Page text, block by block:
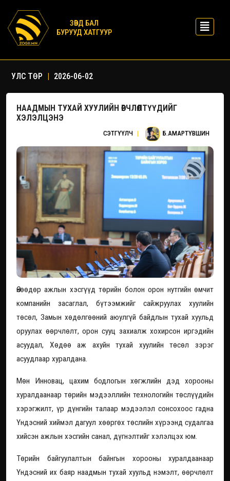
ЗӨВД БАЛ
БУРУУД ХАТГУУР
УЛС ТӨР | 2026-06-02
НААДМЫН ТУХАЙ ХУУЛИЙН ӨӨРЧЛӨЛТҮҮДИЙГ
ХЭЛЭЛЦЭНЭ
СЭТГҮҮЛЧ | Б.АМАРТҮВШИН
Өнөөдөр ажлын хэсгүүд төрийн болон орон нутгийн өмчит
компанийн засаглал, бүтээмжийг сайжруулах хуулийн
төсөл, Замын хөдөлгөөний аюулгүй байдлын тухай хуульд
оруулах өөрчлөлт, орон сууц захиалж хохирсон иргэдийн
асуудал, Хөдөө аж ахуйн тухай хуулийн төсөл зэрэг
асуудлаар хуралдана.
Мөн Инновац, цахим бодлогын хөгжлийн дэд хорооны
хуралдаанаар төрийн мэдээллийн технологийн төслүүдийн
хэрэгжилт, үр дүнгийн талаар мэдээлэл сонсохоос гадна
Үндэсний хиймэл дагуул хөөргөх төслийн хүрээнд судалгаа
хийсэн ажлын хэсгийн санал, дүгнэлтийг хэлэлцэх юм.
Төрийн байгуулалтын байнгын хорооны хуралдаанаар
Үндэсний их баяр наадмын тухай хуульд нэмэлт, өөрчлөлт